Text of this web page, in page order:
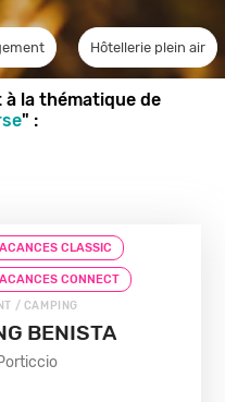
Hôtellerie plein air
la thématique de
" :
CLASSIC
CONNECT
/ CAMPING
BENISTA